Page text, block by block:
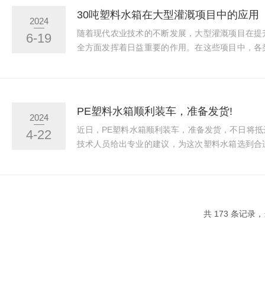
法进行处理。二、清洗步骤1.初步清洗：-使用
部、侧壁及顶部进行初步擦拭，去除表面附着的灰
2024
6-19
30吨塑料水箱在大型灌溉项目中的应用
随着现代农业技术的不断发展，大型灌溉项目在
全方面发挥着日益重要的作用。在这些项目中，
这一特性使得它成为灌溉项目中理想的储水容器
质容易受到污染的地区。通过使用这种水箱，项目
2024
4-22
PE塑料水箱顺利装车，准备发货!
近日，PE塑料水箱顺利装车，准备发货，不日将
技术人员给出专业的建议，为这次塑料水箱选到
塑料水箱,15吨塑料水箱,20吨塑料水箱,30吨塑料...
共 173 条记录